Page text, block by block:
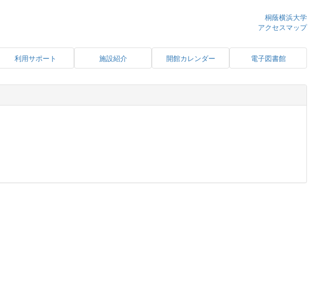
桐蔭横浜大学
アクセスマップ
利用サポート 施設紹介 開館カレンダー 電子図書館